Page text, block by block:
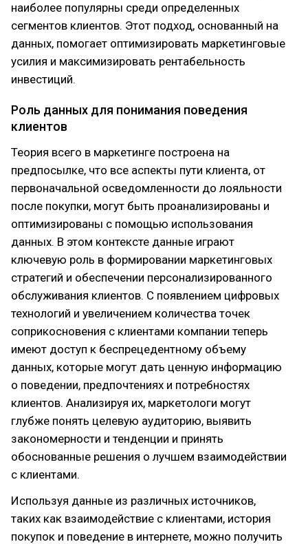
наиболее популярны среди определенных
сегментов клиентов. Этот подход, основанный на
данных, помогает оптимизировать маркетинговые
усилия и максимизировать рентабельность
инвестиций.
Роль данных для понимания поведения
клиентов
Теория всего в маркетинге построена на
предпосылке, что все аспекты пути клиента, от
первоначальной осведомленности до лояльности
после покупки, могут быть проанализированы и
оптимизированы с помощью использования
данных. В этом контексте данные играют
ключевую роль в формировании маркетинговых
стратегий и обеспечении персонализированного
обслуживания клиентов. С появлением цифровых
технологий и увеличением количества точек
соприкосновения с клиентами компании теперь
имеют доступ к беспрецедентному объему
данных, которые могут дать ценную информацию
о поведении, предпочтениях и потребностях
клиентов. Анализируя их, маркетологи могут
глубже понять целевую аудиторию, выявить
закономерности и тенденции и принять
обоснованные решения о лучшем взаимодействии
с клиентами.
Используя данные из различных источников,
таких как взаимодействие с клиентами, история
покупок и поведение в интернете, можно получить